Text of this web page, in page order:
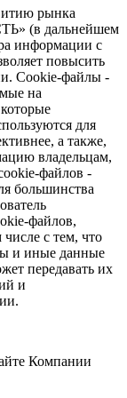
рынка
(в дальнейшем
информации с
повысить
Сookie-файлы -
на
для
а также,
владельцам,
файлов -
большинства
файлов,
с тем, что
и иные данные
передавать их
и
Компании